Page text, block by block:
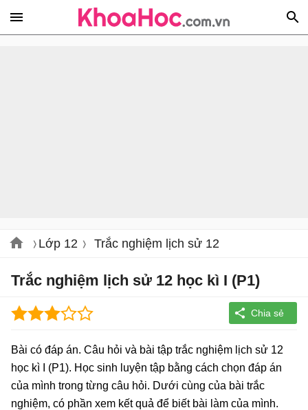
Lớp 12 Trắc nghiệm lịch sử 12
Trắc nghiệm lịch sử 12 học kì I (P1)
Bài có đáp án. Câu hỏi và bài tập trắc nghiệm lịch sử 12
học kì I (P1). Học sinh luyện tập bằng cách chọn đáp án
của mình trong từng câu hỏi. Dưới cùng của bài trắc
nghiệm, có phần xem kết quả để biết bài làm của mình.